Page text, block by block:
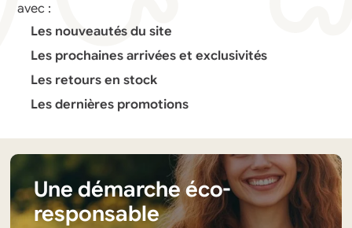
avec :
Les nouveautés du site
Les prochaines arrivées et exclusivités
Les retours en stock
Les dernières promotions
Une démarche éco-
responsable